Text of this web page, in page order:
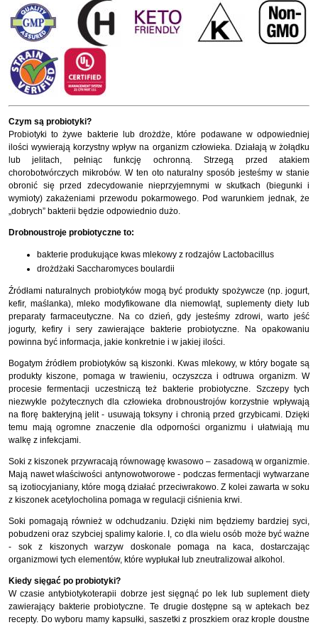
Czym są probiotyki?
Probiotyki to żywe bakterie lub drożdże, które podawane w odpowiedniej
ilości wywierają korzystny wpływ na organizm człowieka. Działają w żołądku
lub jelitach, pełniąc funkcję ochronną. Strzegą przed atakiem
chorobotwórczych mikrobów. W ten oto naturalny sposób jesteśmy w stanie
obronić się przed zdecydowanie nieprzyjemnymi w skutkach (biegunki i
wymioty) zakażeniami przewodu pokarmowego. Pod warunkiem jednak, że
„dobrych” bakterii będzie odpowiednio dużo.
Drobnoustroje probiotyczne to:
bakterie produkujące kwas mlekowy z rodzajów Lactobacillus
drożdżaki Saccharomyces boulardii
Źródłami naturalnych probiotyków mogą być produkty spożywcze (np. jogurt,
kefir, maślanka), mleko modyfikowane dla niemowląt, suplementy diety lub
preparaty farmaceutyczne. Na co dzień, gdy jesteśmy zdrowi, warto jeść
jogurty, kefiry i sery zawierające bakterie probiotyczne. Na opakowaniu
powinna być informacja, jakie konkretnie i w jakiej ilości.
Bogatym źródłem probiotyków są kiszonki. Kwas mlekowy, w który bogate są
produkty kiszone, pomaga w trawieniu, oczyszcza i odtruwa organizm. W
procesie fermentacji uczestniczą też bakterie probiotyczne. Szczepy tych
niezwykle pożytecznych dla człowieka drobnoustrojów korzystnie wpływają
na florę bakteryjną jelit - usuwają toksyny i chronią przed grzybicami. Dzięki
temu mają ogromne znaczenie dla odporności organizmu i ułatwiają mu
walkę z infekcjami.
Soki z kiszonek przywracają równowagę kwasowo – zasadową w organizmie.
Mają nawet właściwości antynowotworowe - podczas fermentacji wytwarzane
są izotiocyjaniany, które mogą działać przeciwrakowo. Z kolei zawarta w soku
z kiszonek acetylocholina pomaga w regulacji ciśnienia krwi.
Soki pomagają również w odchudzaniu. Dzięki nim będziemy bardziej syci,
pobudzeni oraz szybciej spalimy kalorie. I, co dla wielu osób może być ważne
- sok z kiszonych warzyw doskonale pomaga na kaca, dostarczając
organizmowi tych elementów, które wypłukał lub zneutralizował alkohol.
Kiedy sięgać po probiotyki?
W czasie antybiotykoterapii dobrze jest sięgnąć po lek lub suplement diety
zawierający bakterie probiotyczne. Te drugie dostępne są w aptekach bez
recepty. Do wyboru mamy kapsułki, saszetki z proszkiem oraz krople doustne